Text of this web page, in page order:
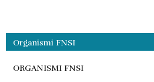
Organismi FNSI
ORGANISMI FNSI